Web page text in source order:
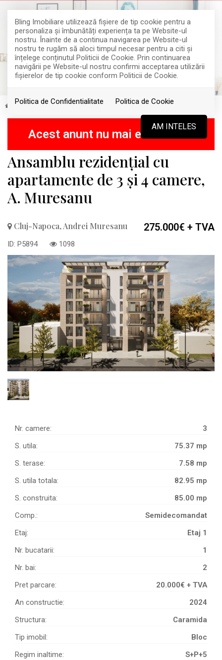
Bling Imobiliare utilizează fişiere de tip cookie pentru a
personaliza și îmbunătăți experiența ta pe Website-ul
nostru. Înainte de a continua navigarea pe Website-ul
nostru te rugăm să aloci timpul necesar pentru a citi și
înțelege conținutul Politicii de Cookie. Prin continuarea
navigării pe Website-ul nostru confirmi acceptarea utilizării
fişierelor de tip cookie conform Politicii de Cookie.
Politica de Confidentialitate Politica de Cookie
AM INTELES
Vanzare Apartamente Cluj-Napoca Andrei Muresanu
Acest anunt nu mai este activ !
Ansamblu rezidențial cu
apartamente de 3 și 4 camere,
A. Muresanu
Cluj-Napoca, Andrei Muresanu 275.000€ + TVA
ID: P5894 1098
Nr. camere:
3
S. utila:
75.37 mp
S. terase:
7.58 mp
S. utila totala:
82.95 mp
S. construita:
85.00 mp
Comp.:
Semidecomandat
Etaj:
Etaj 1
Nr. bucatarii:
1
Nr. bai:
2
Pret parcare:
20.000€ + TVA
An constructie:
2024
Structura:
Caramida
Tip imobil:
Bloc
Regim inaltime:
S+P+5